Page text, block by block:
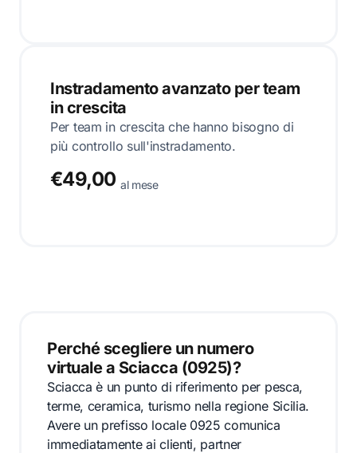
Instradamento avanzato per team
in crescita
Per team in crescita che hanno bisogno di
più controllo sull'instradamento.
€49,00 al mese
Perché scegliere un numero
virtuale a Sciacca (0925)?
Sciacca è un punto di riferimento per pesca,
terme, ceramica, turismo nella regione Sicilia.
Avere un prefisso locale 0925 comunica
immediatamente ai clienti, partner